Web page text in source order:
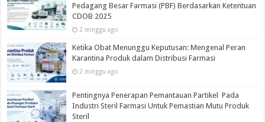
Pedagang Besar Farmasi (PBF) Berdasarkan Ketentuan
CDOB 2025
2 minggu ago
Ketika Obat Menunggu Keputusan: Mengenal Peran
Karantina Produk dalam Distribusi Farmasi
2 minggu ago
Pentingnya Penerapan Pemantauan Partikel Pada
Industri Steril Farmasi Untuk Pemastian Mutu Produk
Steril